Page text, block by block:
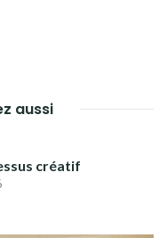
aussi
créatif